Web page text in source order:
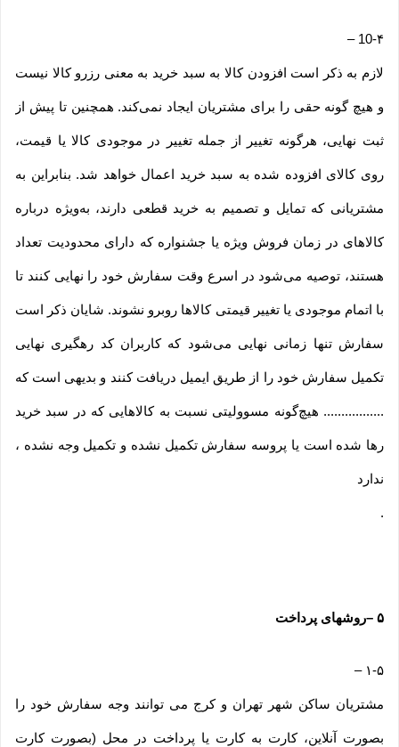
10-۴ –
لازم به ذکر است افزودن کالا به سبد خرید به معنی رزرو کالا نیست
و هیچ گونه حقی را برای مشتریان ایجاد نمی‌کند. همچنین تا پیش از
ثبت نهایی، هرگونه تغییر از جمله تغییر در موجودی کالا یا قیمت،
روی کالای افزوده شده به سبد خرید اعمال خواهد شد. بنابراین به
مشتریانی که تمایل و تصمیم به خرید قطعی دارند، به‌ویژه درباره
کالاهای در زمان فروش ویژه یا جشنواره که دارای محدودیت تعداد
هستند، توصیه می‌شود در اسرع وقت سفارش خود را نهایی کنند تا
با اتمام موجودی یا تغییر قیمتی کالاها روبرو نشوند. شایان ذکر است
سفارش تنها زمانی نهایی می‌شود که کاربران کد رهگیری نهایی
تکمیل سفارش خود را از طریق ایمیل دریافت کنند و بدیهی است که
................. هیچ‌گونه مسوولیتی نسبت به کالاهایی که در سبد خرید
رها شده است یا پروسه سفارش تکمیل نشده و تکمیل وجه نشده ،
ندارد
.
۵ –روشهای پرداخت
۱-۵ –
مشتریان ساکن شهر تهران و کرج می توانند وجه سفارش خود را
بصورت آنلاین، کارت به کارت یا پرداخت در محل (بصورت کارت